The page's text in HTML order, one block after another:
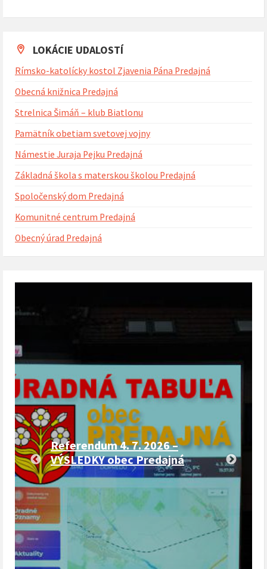
na
dni
LOKÁCIE UDALOSTÍ
Rímsko-katolícky kostol Zjavenia Pána Predajná
Obecná knižnica Predajná
Strelnica Šimáň – klub Biatlonu
Pamätník obetiam svetovej vojny
Námestie Juraja Pejku Predajná
Základná škola s materskou školou Predajná
Spoločenský dom Predajná
Komunitné centrum Predajná
Obecný úrad Predajná
Referendum 4. 7. 2026 –
VÝSLEDKY obec Predajná